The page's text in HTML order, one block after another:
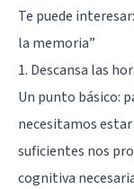
Te puede interesar:
la memoria”
1. Descansa las
Un punto básico:
necesitamos estar
suficientes nos
cognitiva